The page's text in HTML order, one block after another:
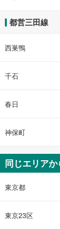
都営三田線
西巣鴨
千石
春日
神保町
同じエリア
東京都
東京23区